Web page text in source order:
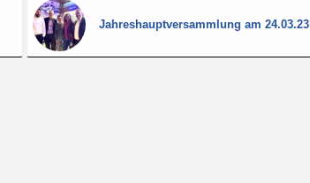
Jahreshauptversammlung am 24.03.23